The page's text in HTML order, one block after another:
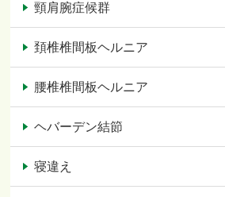
頸肩腕症候群
頚椎椎間板ヘルニア
腰椎椎間板ヘルニア
ヘバーデン結節
寝違え